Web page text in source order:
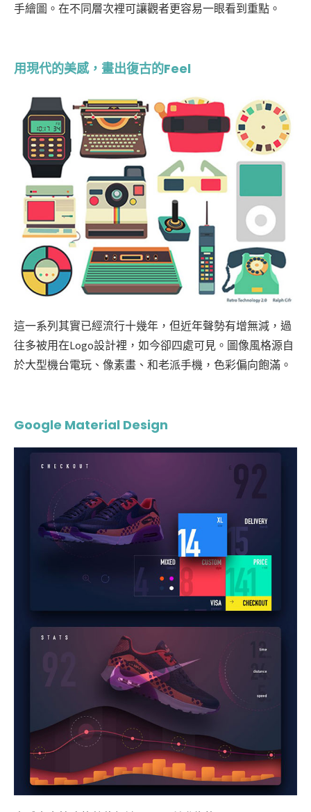
手繪圖。在不同層次裡可讓觀者更容易一眼看到重點。
用現代的美感，畫出復古的Feel
這一系列其實已經流行十幾年，但近年聲勢有增無減，過
往多被用在Logo設計裡，如今卻四處可見。圖像風格源自
於大型機台電玩、像素畫、和老派手機，色彩偏向飽滿。
Google Material Design